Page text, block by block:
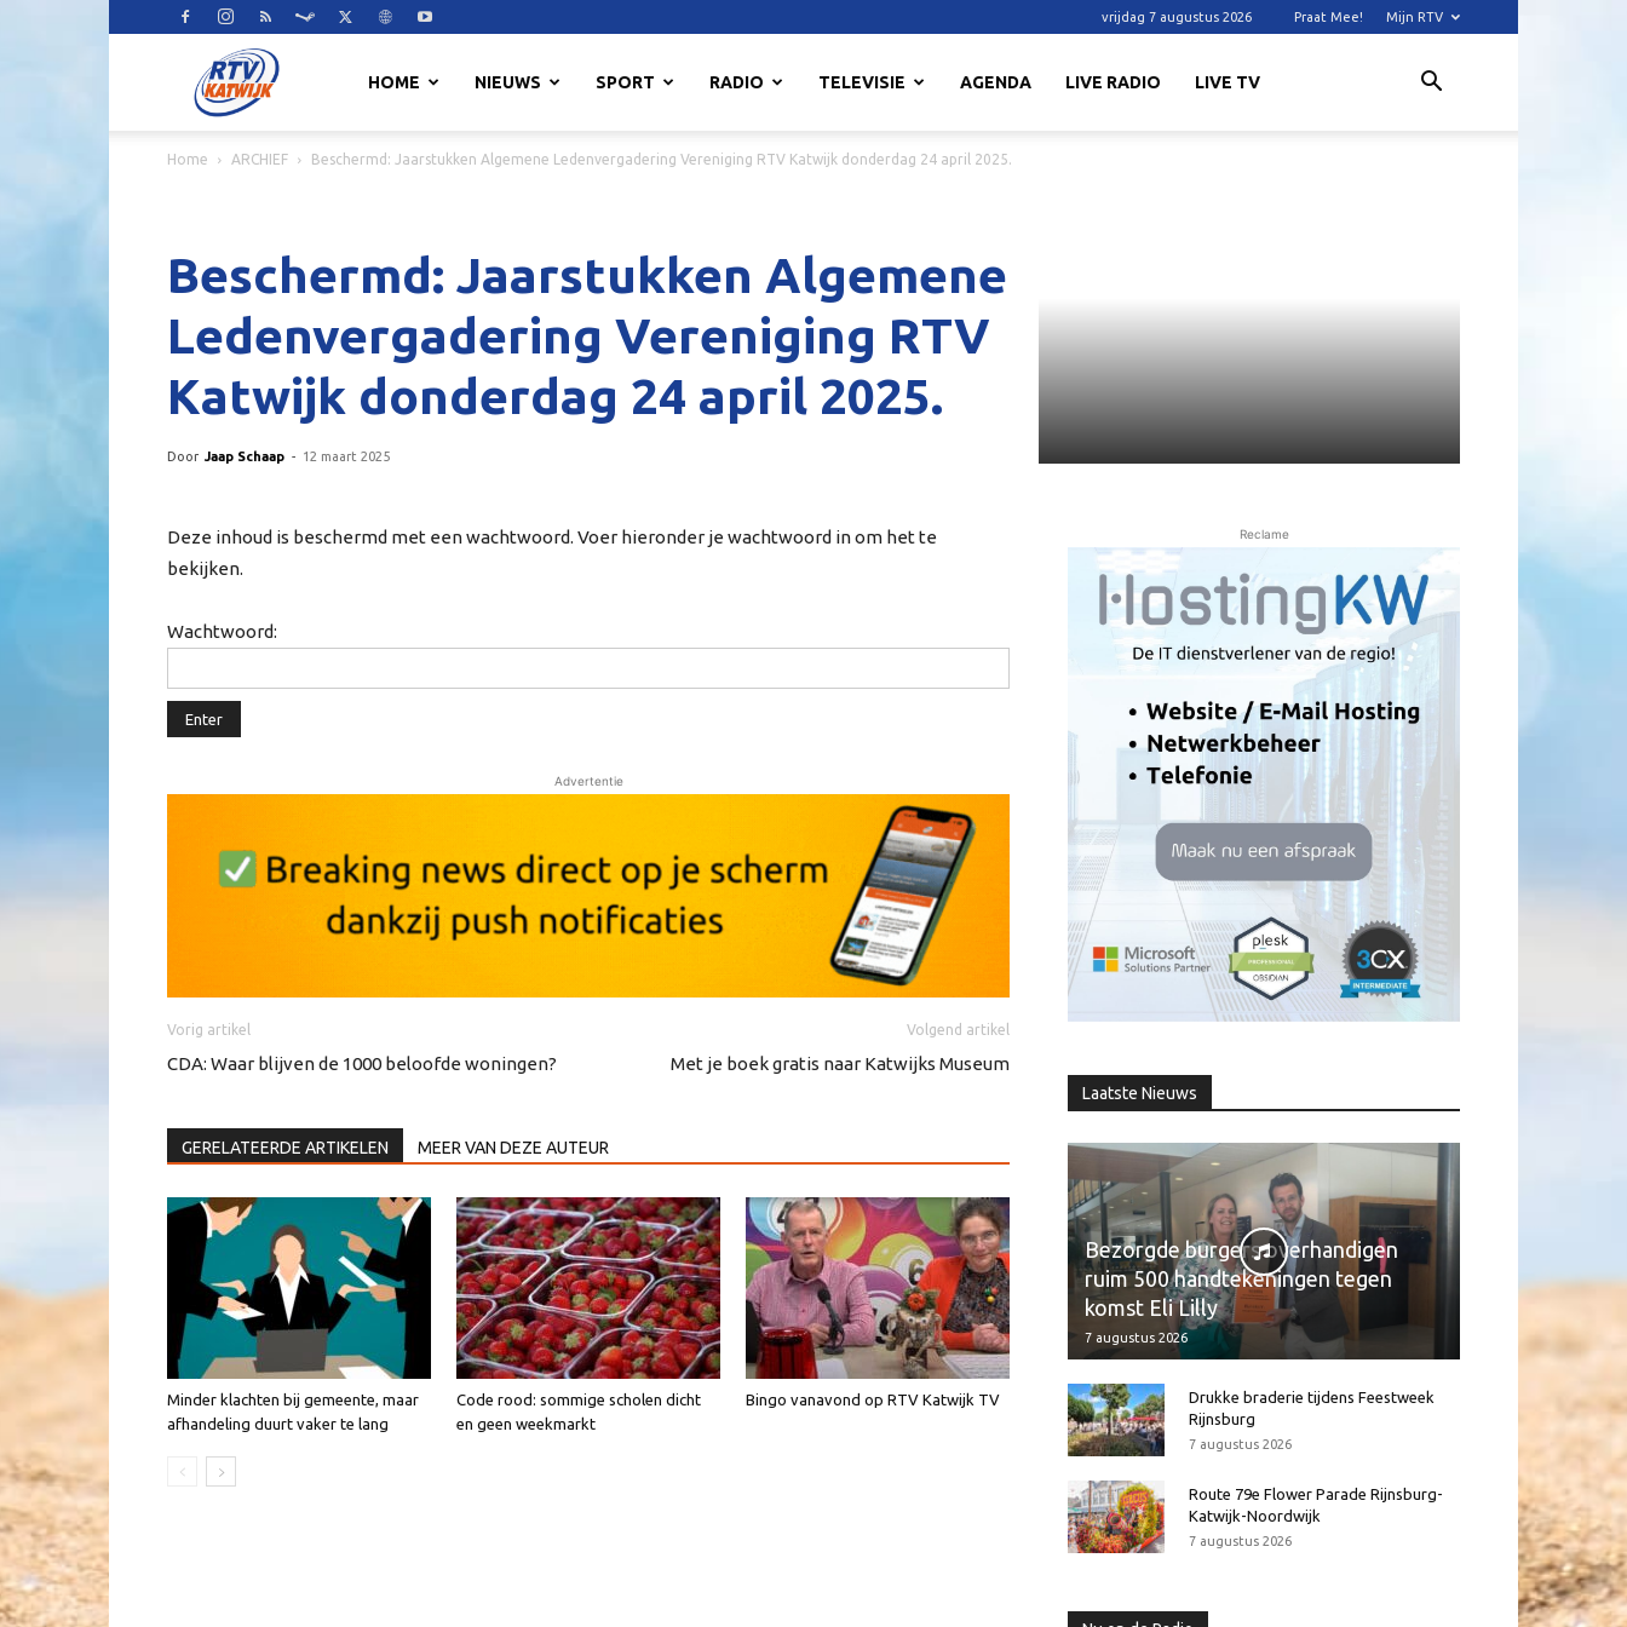
vrijdag 7 augustus 2026 Praat Mee! Mijn RTV
HOME NIEUWS SPORT RADIO TELEVISIE AGENDA LIVE RADIO LIVE TV
Home ARCHIEF Beschermd: Jaarstukken Algemene Ledenvergadering Vereniging RTV Katwijk donderdag 24 april 2025.
Beschermd: Jaarstukken Algemene
Ledenvergadering Vereniging RTV
Katwijk donderdag 24 april 2025.
Door Jaap Schaap - 12 maart 2025
Deze inhoud is beschermd met een wachtwoord. Voer hieronder je wachtwoord in om het te
bekijken.
Wachtwoord:
Advertentie
Vorig artikel
CDA: Waar blijven de 1000 beloofde woningen?
Volgend artikel
Met je boek gratis naar Katwijks Museum
GERELATEERDE ARTIKELEN MEER VAN DEZE AUTEUR
Minder klachten bij gemeente, maar
afhandeling duurt vaker te lang
Code rood: sommige scholen dicht
en geen weekmarkt
Bingo vanavond op RTV Katwijk TV
Reclame
Laatste Nieuws
Bezorgde burgers overhandigen
ruim 500 handtekeningen tegen
komst Eli Lilly
7 augustus 2026
Drukke braderie tijdens Feestweek
Rijnsburg
7 augustus 2026
Route 79e Flower Parade Rijnsburg-
Katwijk-Noordwijk
7 augustus 2026